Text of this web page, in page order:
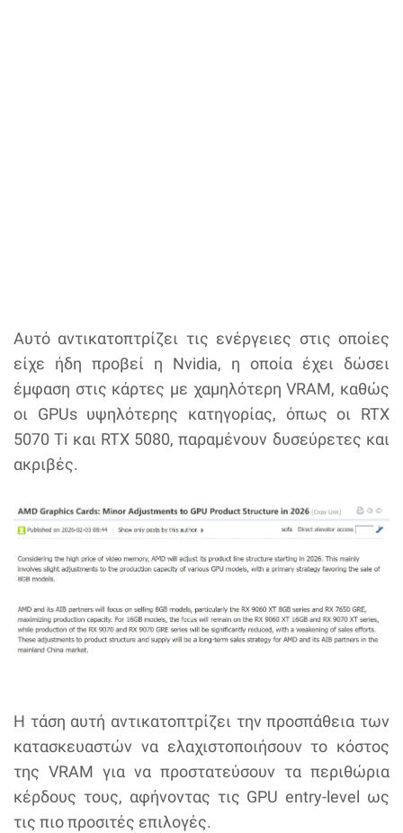
Αυτό αντικατοπτρίζει τις ενέργειες στις οποίες
είχε ήδη προβεί η Nvidia, η οποία έχει δώσει
έμφαση στις κάρτες με χαμηλότερη VRAM, καθώς
οι GPUs υψηλότερης κατηγορίας, όπως οι RTX
5070 Ti και RTX 5080, παραμένουν δυσεύρετες και
ακριβές.
Η τάση αυτή αντικατοπτρίζει την προσπάθεια των
κατασκευαστών να ελαχιστοποιήσουν το κόστος
της VRAM για να προστατεύσουν τα περιθώρια
κέρδους τους, αφήνοντας τις GPU entry-level ως
τις πιο προσιτές επιλογές.